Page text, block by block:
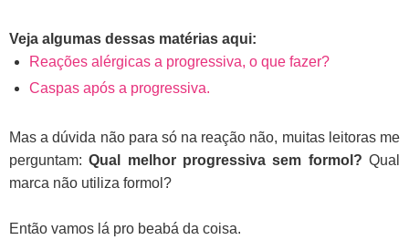
Veja algumas dessas matérias aqui:
Reações alérgicas a progressiva, o que fazer?
Caspas após a progressiva.
Mas a dúvida não para só na reação não, muitas leitoras me
perguntam:Qual melhor progressiva sem formol? Qual
marca não utiliza formol?
Então vamos lá pro beabá da coisa.